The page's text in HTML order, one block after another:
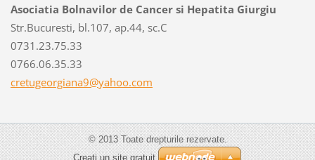
Asociatia Bolnavilor de Cancer si Hepatita Giurgiu
Str.Bucuresti, bl.107, ap.44, sc.C
0731.23.75.33
0766.06.35.33
cretugeorgiana9@yahoo.com
© 2013 Toate drepturile rezervate.
Creați un site gratuit